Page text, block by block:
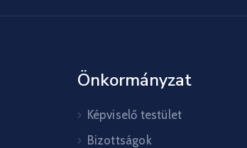
Önkormányzat
Képviselő testület
Bizottságok